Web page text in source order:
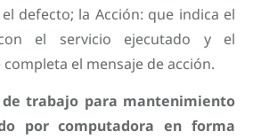
defecto; la Acción: que indica el
el servicio ejecutado y el
el mensaje de acción.
trabajo para mantenimiento
por computadora en forma